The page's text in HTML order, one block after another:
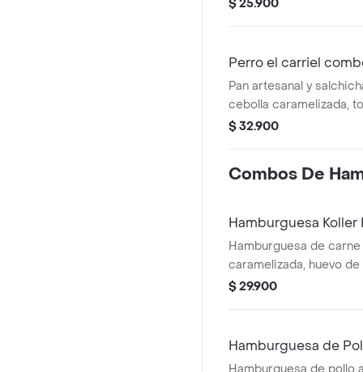
$ 25.900
Perro el carriel
Pan artesanal y
cebolla caramelizada,
ahumado, queso, papa
$ 32.900
Combos De
Hamburguesa Koller
Hamburguesa de
caramelizada, huevo
y lechuga en pan +
$ 29.900
Hamburguesa de